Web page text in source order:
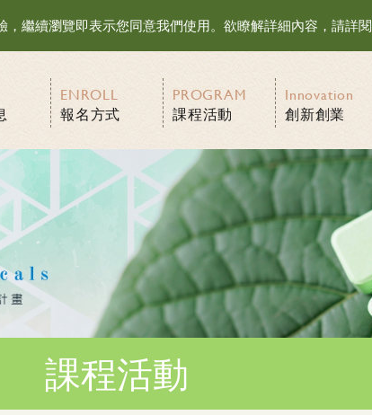
繼續瀏覽即表示您同意我們使用。欲瞭解詳細內容，請詳閱
ENROLL
報名方式
PROGRAM
課程活動
Innovation
創新創業
課程活動